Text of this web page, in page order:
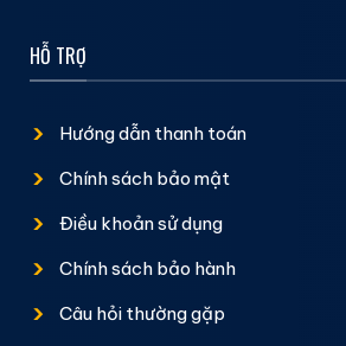
HỖ TRỢ
Hướng dẫn thanh toán
Chính sách bảo mật
Điều khoản sử dụng
Chính sách bảo hành
Câu hỏi thường gặp